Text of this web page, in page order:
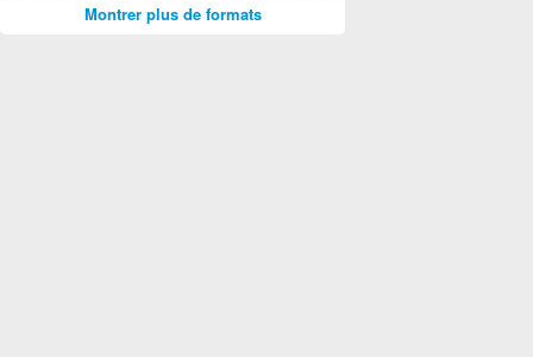
Montrer plus de formats